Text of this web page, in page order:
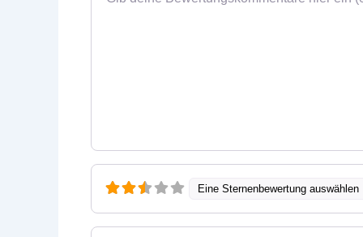
Eine Sternenbewertung auswählen